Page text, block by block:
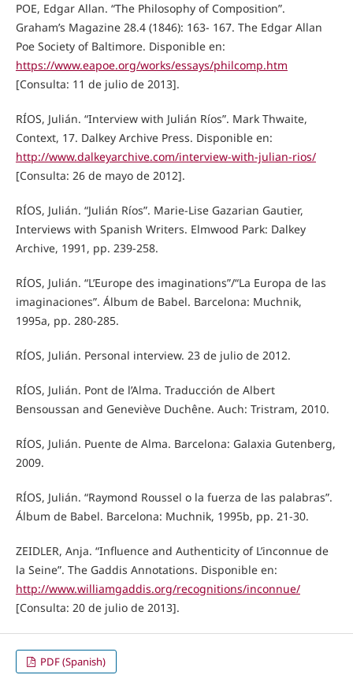
POE, Edgar Allan. “The Philosophy of Composition”.
Graham’s Magazine 28.4 (1846): 163- 167. The Edgar Allan
Poe Society of Baltimore. Disponible en:
https://www.eapoe.org/works/essays/philcomp.htm
[Consulta: 11 de julio de 2013].
RÍOS, Julián. “Interview with Julián Ríos”. Mark Thwaite,
Context, 17. Dalkey Archive Press. Disponible en:
http://www.dalkeyarchive.com/interview-with-julian-rios/
[Consulta: 26 de mayo de 2012].
RÍOS, Julián. “Julián Ríos”. Marie-Lise Gazarian Gautier,
Interviews with Spanish Writers. Elmwood Park: Dalkey
Archive, 1991, pp. 239-258.
RÍOS, Julián. “L’Europe des imaginations”/“La Europa de las
imaginaciones”. Álbum de Babel. Barcelona: Muchnik,
1995a, pp. 280-285.
RÍOS, Julián. Personal interview. 23 de julio de 2012.
RÍOS, Julián. Pont de l’Alma. Traducción de Albert
Bensoussan and Geneviève Duchêne. Auch: Tristram, 2010.
RÍOS, Julián. Puente de Alma. Barcelona: Galaxia Gutenberg,
2009.
RÍOS, Julián. “Raymond Roussel o la fuerza de las palabras”.
Álbum de Babel. Barcelona: Muchnik, 1995b, pp. 21-30.
ZEIDLER, Anja. “Influence and Authenticity of L’inconnue de
la Seine”. The Gaddis Annotations. Disponible en:
http://www.williamgaddis.org/recognitions/inconnue/
[Consulta: 20 de julio de 2013].
PDF (Spanish)